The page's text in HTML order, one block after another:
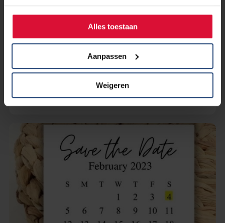
Alles toestaan
Aanpassen
Weigeren
Nederlandse Kankeratlas
hulpmiddel voor terugdringen